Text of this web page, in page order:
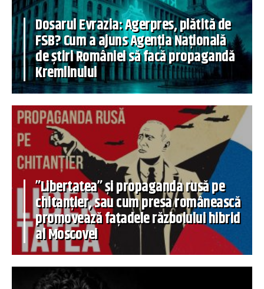
Dosarul Evrazia: Agerpres, plătită de
FSB? Cum a ajuns Agenția Națională
de știri României să facă propagandă
Kremlinului
”Libertatea” și propaganda rusă pe
chitanțier, sau cum presa românească
promovează fațadele războiului hibrid
al Moscovei